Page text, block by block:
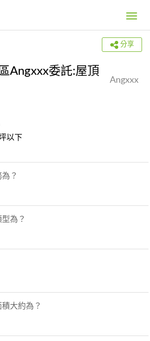
Toggle
分享
Angxxx委託:屋頂
Angxxx
以下
？
為？
大約為？